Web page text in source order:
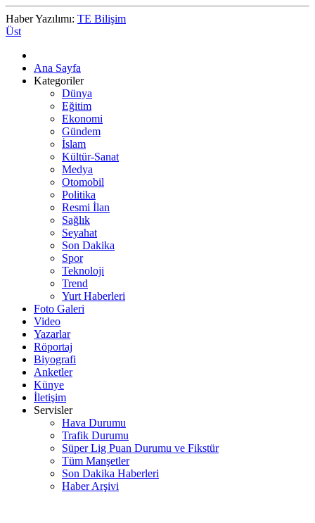
Haber Yazılımı: TE Bilişim
Üst
Ana Sayfa
Kategoriler
Dünya
Eğitim
Ekonomi
Gündem
İslam
Kültür-Sanat
Medya
Otomobil
Politika
Resmi İlan
Sağlık
Seyahat
Son Dakika
Spor
Teknoloji
Trend
Yurt Haberleri
Foto Galeri
Video
Yazarlar
Röportaj
Biyografi
Anketler
Künye
İletişim
Servisler
Hava Durumu
Trafik Durumu
Süper Lig Puan Durumu ve Fikstür
Tüm Manşetler
Son Dakika Haberleri
Haber Arşivi